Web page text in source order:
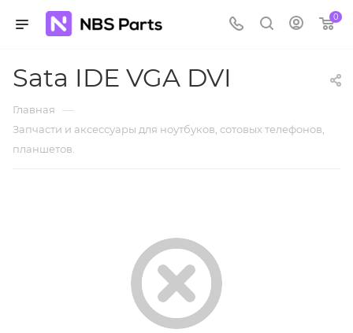
0
Sata IDE VGA DVI
Главная —
Запчасти и аксессуары для ноутбуков, сотовых телефонов,
планшетов.